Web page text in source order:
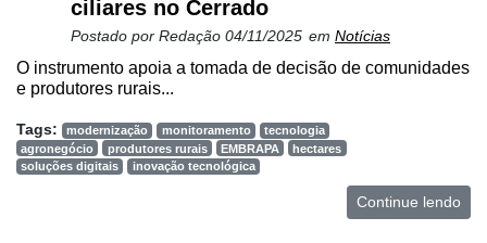
ciliares no Cerrado
Postado por Redação 04/11/2025 em Notícias
O instrumento apoia a tomada de decisão de comunidades
e produtores rurais...
Tags: modernização monitoramento
tecnologia
agronegócio
produtores rurais EMBRAPA
hectares
soluções digitais
inovação tecnológica
Continue lendo